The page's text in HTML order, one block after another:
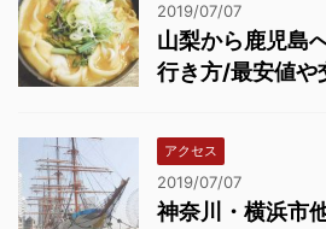
2019/07/07
山梨から鹿児島
行き方/最安値や
アクセス
2019/07/07
神奈川・横浜市